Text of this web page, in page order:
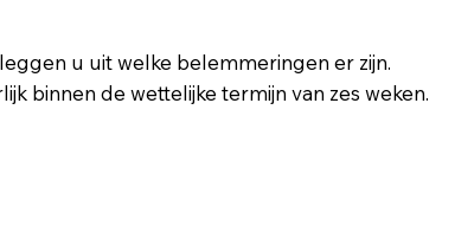
u uit welke belemmeringen er zijn.
binnen de wettelijke termijn van zes weken.